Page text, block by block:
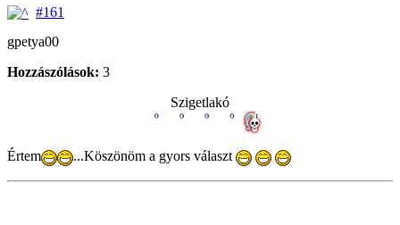
#161
gpetya00
Hozzászólások: 3
Szigetlakó
Értem ...Köszönöm a gyors választ